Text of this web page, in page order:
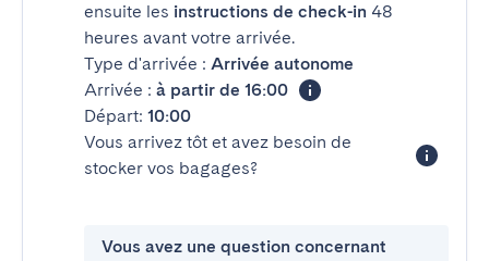
ensuite les instructions de check-in 48
heures avant votre arrivée.
Type d'arrivée : Arrivée autonome
Arrivée : à partir de 16:00
Départ: 10:00
Vous arrivez tôt et avez besoin de
stocker vos bagages?
Vous avez une question concernant